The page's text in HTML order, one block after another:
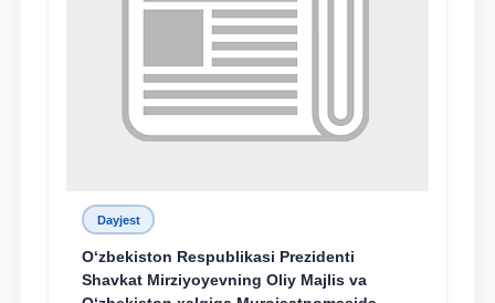
Dayjest
O‘zbekiston Respublikasi Prezidenti
Shavkat Mirziyoyevning Oliy Majlis va